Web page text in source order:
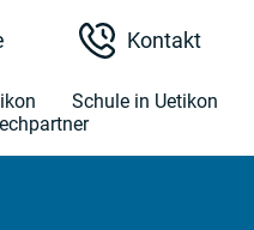
Kontakt
Schule in Uetikon